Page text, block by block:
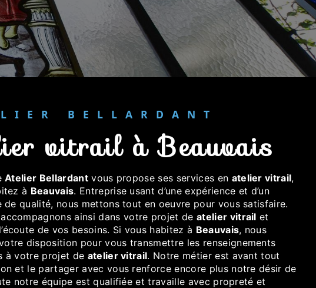
BELLARDANT
vitrail à Beauvais
Atelier Bellardantvous propose ses services en atelier vitrail,
à Beauvais. Entreprise usant d’une expérience et d’un
de qualité, nous mettons tout en oeuvre pour vous satisfaire.
ainsi dans votre projet deatelier vitrail et
de vos besoins. Si vous habitez à Beauvais, nous
disposition pour vous transmettre les renseignements
à votre projet de atelier vitrail. Notre métier est avant tout
et le partager avec vous renforce encore plus notre désir de
notre équipe est qualifiée et travaille avec propreté et